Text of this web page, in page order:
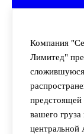
Компания
Лимитед"
сложившуюся
предстоящей
вашего
центральной